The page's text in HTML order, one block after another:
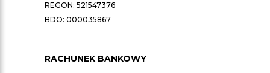
REGON: 521547376
BDO: 000035867
RACHUNEK BANKOWY